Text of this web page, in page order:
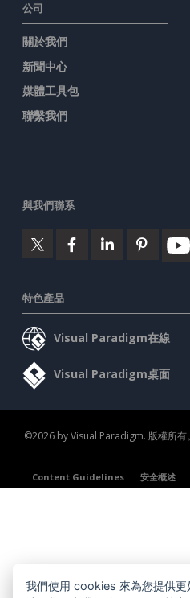
公司
關於我們
新聞中心
媒體工具包
聯繫我們
與我們聯系
特色產品
Visual Paradigm在線
Visual Paradigm桌面
©2026 by Visual Paradigm. 版權所有。
Content Guidelines
安全概述
我們使用 cookies 來為您提供